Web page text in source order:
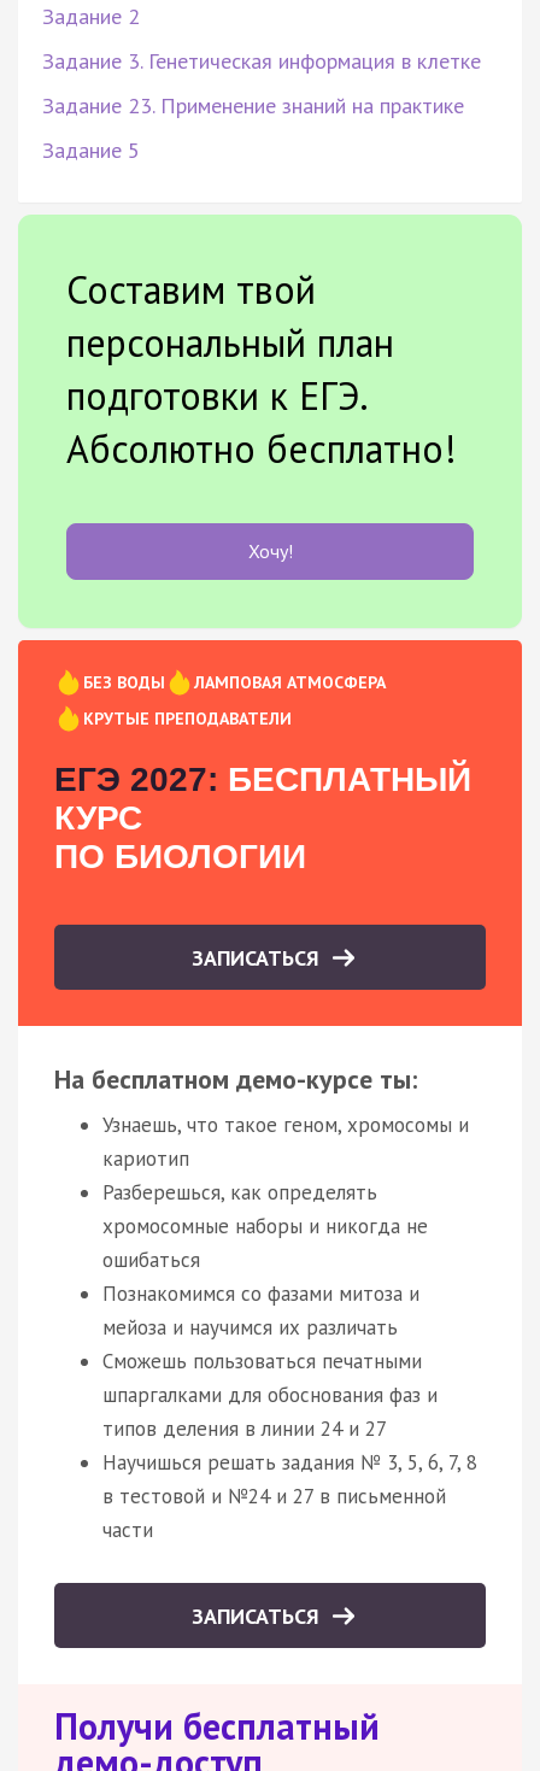
Задание 2
Задание 3. Генетическая информация в клетке
Задание 23. Применение знаний на практике
Задание 5
Составим твой
персональный план
подготовки к ЕГЭ.
Абсолютно бесплатно!
Хочу!
БЕЗ ВОДЫ
ЛАМПОВАЯ АТМОСФЕРА
КРУТЫЕ ПРЕПОДАВАТЕЛИ
ЕГЭ 2027: БЕСПЛАТНЫЙ
КУРС
ПО БИОЛОГИИ
ЗАПИСАТЬСЯ
На бесплатном демо-курсе ты:
Узнаешь, что такое геном, хромосомы и
кариотип
Разберешься, как определять
хромосомные наборы и никогда не
ошибаться
Познакомимся со фазами митоза и
мейоза и научимся их различать
Сможешь пользоваться печатными
шпаргалками для обоснования фаз и
типов деления в линии 24 и 27
Научишься решать задания № 3, 5, 6, 7, 8
в тестовой и №24 и 27 в письменной
части
ЗАПИСАТЬСЯ
Получи бесплатный